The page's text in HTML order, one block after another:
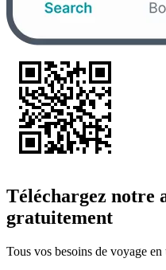
Téléchargez notre
gratuitement
Tous vos besoins de voyage